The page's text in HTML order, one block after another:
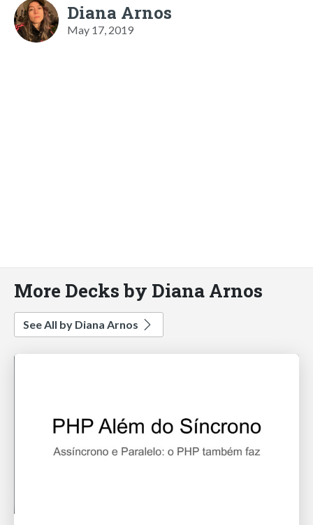
Diana Arnos
May 17, 2019
More Decks by Diana Arnos
See All by Diana Arnos